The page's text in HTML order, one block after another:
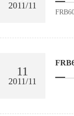
2011/11
11
2011/11